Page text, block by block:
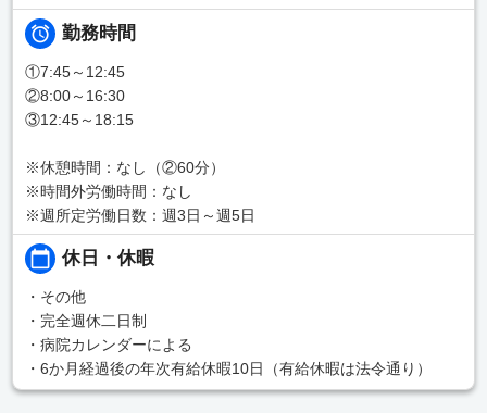
勤務時間
①7:45～12:45
②8:00～16:30
③12:45～18:15
※休憩時間：なし（②60分）
※時間外労働時間：なし
※週所定労働日数：週3日～週5日
休日・休暇
・その他
・完全週休二日制
・病院カレンダーによる
・6か月経過後の年次有給休暇10日（有給休暇は法令通り）